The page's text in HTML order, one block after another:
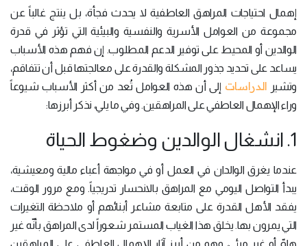
إهمال احتياجات المراهق العاطفية لا يحدث فجأة، بل ينتج غالباً عن
مجموعة من العوامل الأسرية والنفسية والبيئية التي تؤثر في قدرة
الوالدين أو المحيط على توفير الدعم المطلوب. إن فهم هذه الأسباب
يساعد على تحديد جذور المشكلة والقدرة على معالجتها قبل أن تتفاقم،
وتشير الدراسات إلى أن هذه العوامل تُعد من أكثر الأسباب شيوعاً
وراء الإهمال العاطفي على المراهقين. وفي ما يلي، نذكر أبرزها:
1. انشغال الوالدين وضغوط الحياة
عندما يغرق الوالدان في العمل أو في مواجهة أعباء مالية ومعيشية،
يبدأ التواصل اليومي مع المراهق بالانحسار تدريجياً. ومع مرور الوقت،
يفقد الأهل القدرة على متابعة مشاعر أبنائهم أو ملاحظة التغيرات
التي يمرون بها. يخلق هذا الغياب المستمر شعوراً لدى المراهق بأنّه غير
هامّ أو غير مرئي، وهو من أبرز آثار الإهمال العاطفي على المراهقين